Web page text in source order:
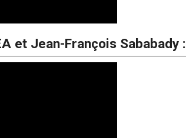
et Jean-François Sababady :